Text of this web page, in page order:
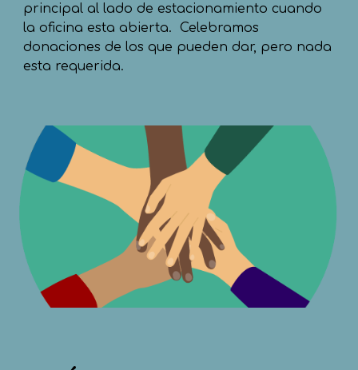
principal al lado de estacionamiento cuando
la oficina esta abierta. Celebramos
donaciones de los que pueden dar, pero nada
esta requerida.